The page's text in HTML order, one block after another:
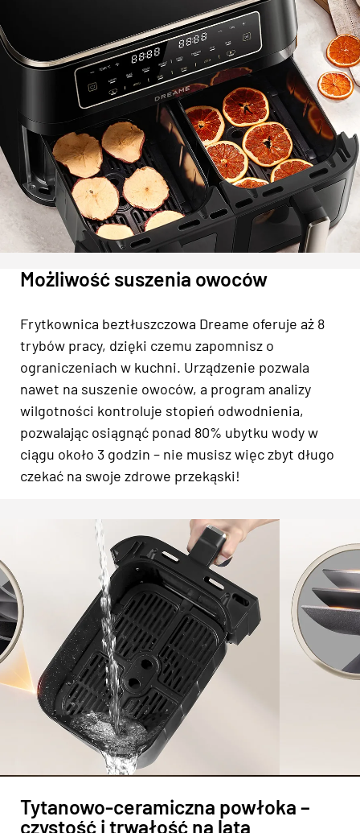
Możliwość suszenia owoców
Frytkownica beztłuszczowa Dreame oferuje aż 8
trybów pracy, dzięki czemu zapomnisz o
ograniczeniach w kuchni. Urządzenie pozwala
nawet na suszenie owoców, a program analizy
wilgotności kontroluje stopień odwodnienia,
pozwalając osiągnąć ponad 80% ubytku wody w
ciągu około 3 godzin – nie musisz więc zbyt długo
czekać na swoje zdrowe przekąski!
Tytanowo-ceramiczna powłoka –
czystość i trwałość na lata